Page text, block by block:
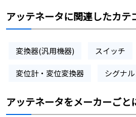
アッテネータに関連したカテ
変換器(汎用機器) スイッチ
変位計・変位変換器 シグナ
アッテネータをメーカーごと